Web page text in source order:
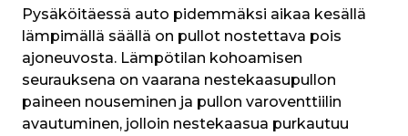
Pysäköitäessä auto pidemmäksi aikaa kesällä
lämpimällä säällä on pullot nostettava pois
ajoneuvosta. Lämpötilan kohoamisen
seurauksena on vaarana nestekaasupullon
paineen nouseminen ja pullon varoventtiilin
avautuminen, jolloin nestekaasua purkautuu